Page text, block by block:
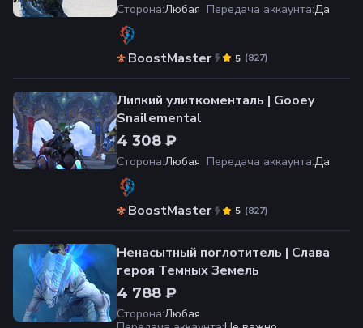
Сторона:Любая Передача аккаунта:Да
BoostMaster (827)
5
Липкий улиткоменталь | Gooey
Snailemental
4 308 ₽
Сторона:Любая Передача аккаунта:Да
BoostMaster (827)
5
Ненасытный поглотитель | Слава
героя Темных Земель
4 788 ₽
Сторона:Любая